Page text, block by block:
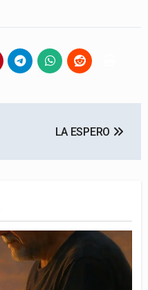
LA ESPERO